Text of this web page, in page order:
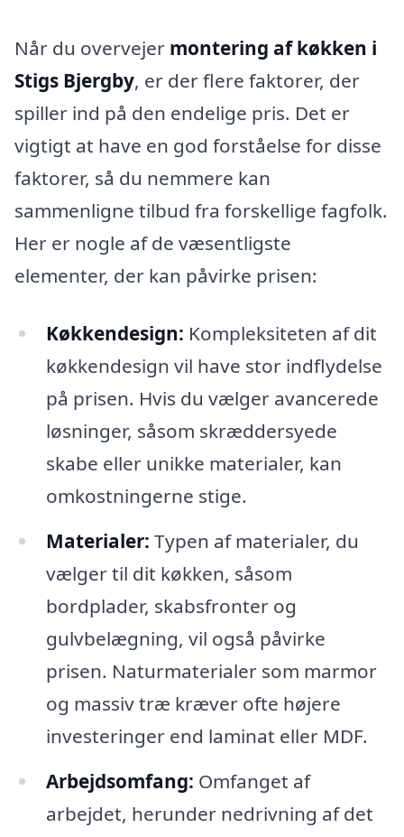
Når du overvejer montering af køkken i
Stigs Bjergby, er der flere faktorer, der
spiller ind på den endelige pris. Det er
vigtigt at have en god forståelse for disse
faktorer, så du nemmere kan
sammenligne tilbud fra forskellige fagfolk.
Her er nogle af de væsentligste
elementer, der kan påvirke prisen:
Køkkendesign: Kompleksiteten af dit
køkkendesign vil have stor indflydelse
på prisen. Hvis du vælger avancerede
løsninger, såsom skræddersyede
skabe eller unikke materialer, kan
omkostningerne stige.
Materialer: Typen af materialer, du
vælger til dit køkken, såsom
bordplader, skabsfronter og
gulvbelægning, vil også påvirke
prisen. Naturmaterialer som marmor
og massiv træ kræver ofte højere
investeringer end laminat eller MDF.
Arbejdsomfang: Omfanget af
arbejdet, herunder nedrivning af det